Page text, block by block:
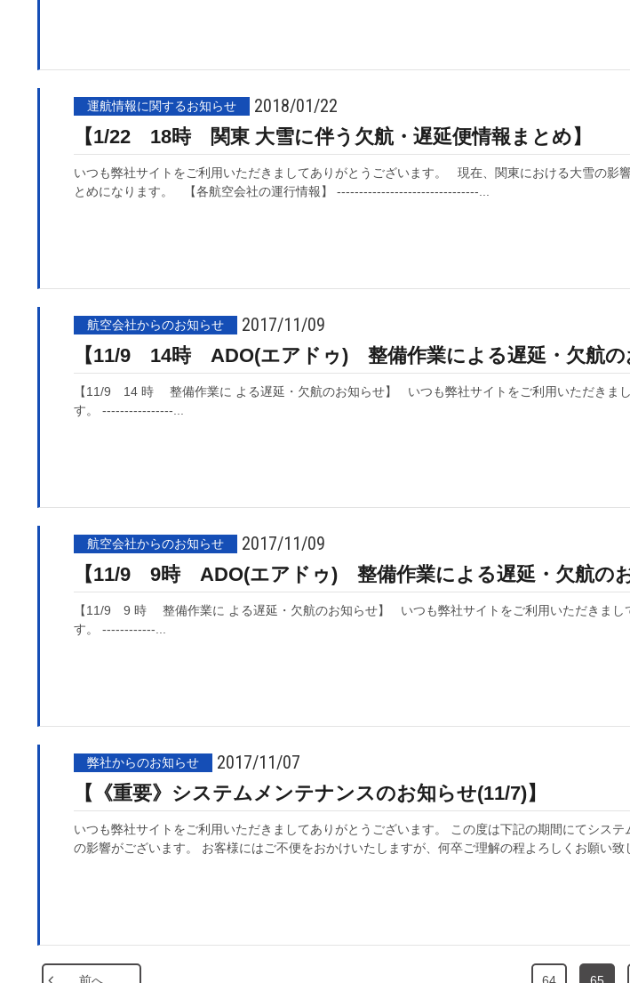
運航情報に関するお知らせ 2018/01/22
【1/22 18時 関東 大雪に伴う欠航・遅延便情報まとめ】
いつも弊社サイトをご利用いただきましてありがとうございます。 現在、関東における大雪の
とめになります。 【各航空会社の運行情報】 --------------------------------...
航空会社からのお知らせ 2017/11/09
【11/9 14時 ADO(エアドゥ) 整備作業による遅延・欠航の
【11/9 14 時 整備作業に よる遅延・欠航のお知らせ】 いつも弊社サイトをご利用いただきま
す。 ----------------...
航空会社からのお知らせ 2017/11/09
【11/9 9時 ADO(エアドゥ) 整備作業による遅延・欠航のお
【11/9 9 時 整備作業に よる遅延・欠航のお知らせ】 いつも弊社サイトをご利用いただきま
す。 ------------...
弊社からのお知らせ 2017/11/07
【《重要》システムメンテナンスのお知らせ(11/7)】
いつも弊社サイトをご利用いただきましてありがとうございます。 この度は下記の期間にてシス
の影響がございます。 お客様にはご不便をおかけいたしますが、何卒ご理解の程よろしくお願い致